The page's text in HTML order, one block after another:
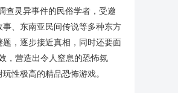
查灵异事件的民俗学者，受邀
、东南亚民间传说等多种东方
，逐步接近真相，同时还要面
，营造出令人窒息的恐怖氛
性极高的精品恐怖游戏。